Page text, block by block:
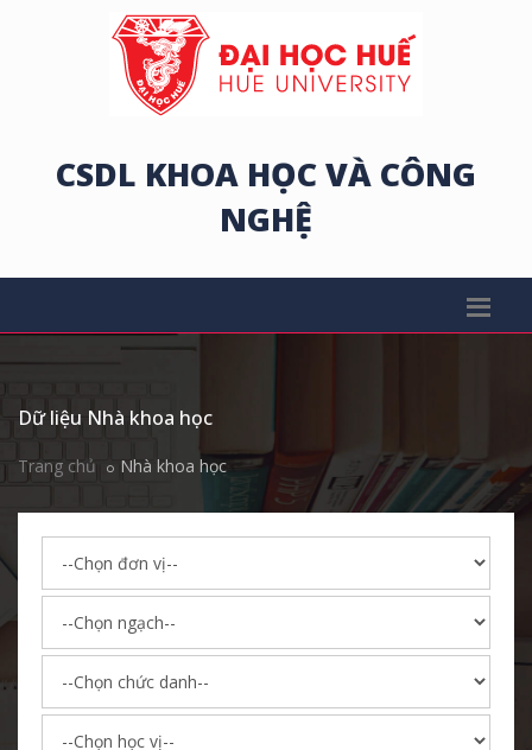
CSDL KHOA HỌC VÀ CÔNG
NGHỆ
Dữ liệu Nhà khoa học
Trang chủ Nhà khoa học